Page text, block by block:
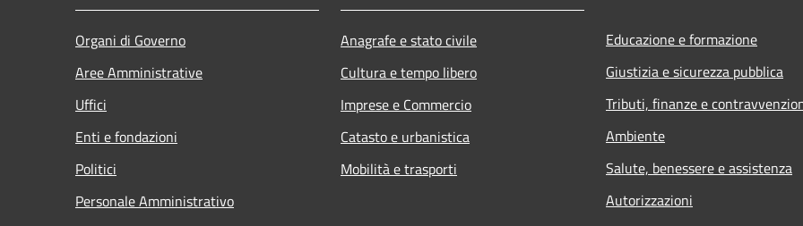
Organi di Governo
Aree Amministrative
Uffici
Enti e fondazioni
Politici
Personale Amministrativo
Anagrafe e stato civile
Cultura e tempo libero
Imprese e Commercio
Catasto e urbanistica
Mobilità e trasporti
Educazione e formazione
Giustizia e sicurezza pubblica
Tributi, finanze e
Ambiente
Salute, benessere e assistenza
Autorizzazioni